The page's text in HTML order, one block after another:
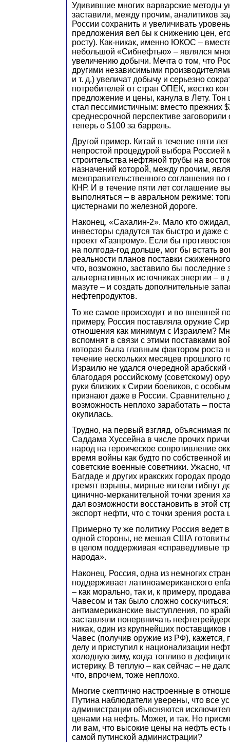
Удивившие многих варварские методы
заставили, между прочим, аналитиков
России сохранить и увеличивать
предложения вел бы к снижению цен,
росту). Как-никак, именно ЮКОС –
небольшой «Сибнефтью» – являлся
увеличению добычи. Мечта о том, что
другими независимыми
и т. д.) увеличат добычу и серьезно
потребителей от стран ОПЕК, жестко
предложение и цены, канула в Лету. Тон
стал пессимистичным: вместо прежних
среднесрочной перспективе заговорили
теперь о $100 за баррель.
Другой пример. Китай в течение пяти
непростой процедурой выбора Россией
строительства нефтяной трубы на
назначений которой, между прочим,
межправительственного соглашения по
КНР. И в течение пяти лет соглашение
выполняться – в авральном режиме:
цистернами по железной дороге.
Наконец, «Сахалин-2». Мало кто
инвесторы сдадутся так быстро и даже
проект «Газпрому». Если бы
на полгода-год дольше, мог бы встать
реальности планов поставки
что, возможно, заставило бы последние
альтернативных источниках энергии – в
мазуте – и создать дополнительные
нефтепродуктов.
То же самое происходит и во внешней
примеру, Россия поставляла оружие
отношения как минимум с Израилем?
вспомнят в связи с этими поставками
которая была главным фактором роста
течение нескольких месяцев прошлого
Израилю не удался очередной арабский
благодаря российскому (советскому)
руки близких к Сирии боевиков, с
признают даже в России. Сравнительно
возможность неплохо заработать –
окупилась.
Трудно, на первый взгляд, объяснимая
Саддама Хуссейна в числе прочих
народ на героическое сопротивление
время войны как будто по собственной
советские военные советники. Ужасно,
Багдаде и других иракских городах
гремят взрывы, мирные жители гибнут
цинично-мерканительной точки зрения
дал возможности восстановить в этой
экспорт нефти, что с точки зрения роста
Примерно ту же политику Россия ведет
одной стороны, не мешая США
в целом поддерживая «справедливые
народа».
Наконец, Россия, одна из немногих
поддерживает латиноамериканского
– как морально, так и, к примеру,
Чавесом и так было сложно соскучиться:
антиамериканские выступления, по
заставляли понервничать
никак, один из крупнейших
Чавес (получив оружие из РФ), кажется,
делу и приступил к национализации
холодную зиму, когда топливо в
истерику. В теплую – как сейчас – не
что, впрочем, тоже неплохо.
Многие скептично настроенные в
Путина наблюдатели уверены, что все
администрации объясняются
ценами на нефть. Может, и так. Но
ли вам, что высокие цены на нефть есть
самой путинской администрации?